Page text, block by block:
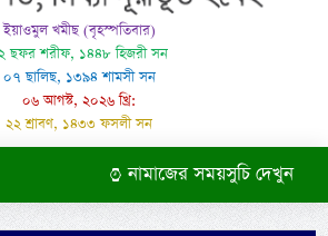
ইয়াওমুল খমীছ (বৃহস্পতিবার)
ছফর শরীফ, ১৪৪৮ হিজরী সন
০৭ ছালিছ, ১৩৯৪ শামসী সন
০৬ আগস্ট, ২০২৬ খ্রি:
২২ শ্রাবণ, ১৪৩৩ ফসলী সন
নামাজের সময়সুচি দেখুন